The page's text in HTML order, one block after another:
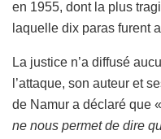
en 1955, dont la plus
laquelle dix paras furent
La justice n’a diffusé
l’attaque, son auteur et
de Namur a déclaré que «
ne nous permet de dire